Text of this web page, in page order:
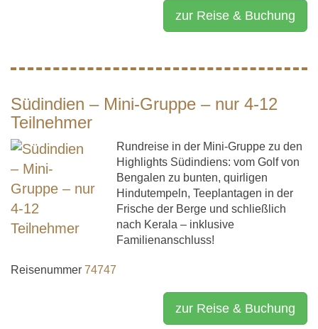
zur Reise & Buchung
Südindien – Mini-Gruppe – nur 4-12
Teilnehmer
Rundreise in der Mini-Gruppe zu den
Highlights Südindiens: vom Golf von
Bengalen zu bunten, quirligen
Hindutempeln, Teeplantagen in der
Frische der Berge und schließlich
nach Kerala – inklusive
Familienanschluss!
Reisenummer 74747
zur Reise & Buchung